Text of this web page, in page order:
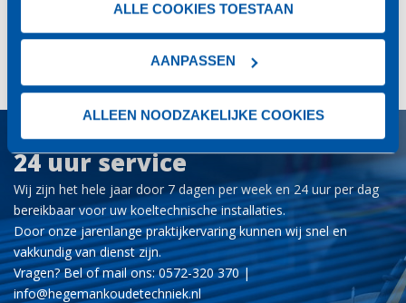
ALLE COOKIES TOESTAAN
AANPASSEN
ALLEEN NOODZAKELIJKE COOKIES
OFFERTE AANVRAGEN
24 uur service
Wij zijn het hele jaar door 7 dagen per week en 24 uur per dag
bereikbaar voor uw koeltechnische installaties.
Door onze jarenlange praktijkervaring kunnen wij snel en
vakkundig van dienst zijn.
Vragen? Bel of mail ons: 0572-320 370 |
info@hegemankoudetechniek.nl